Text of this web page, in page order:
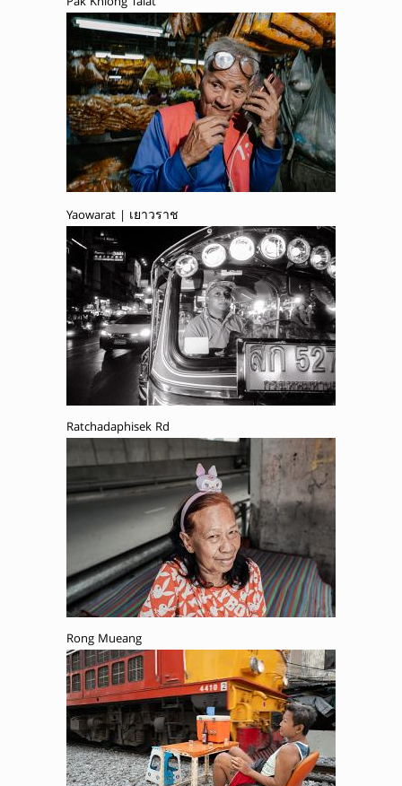
Yaowarat | เยาวราช
Ratchadaphisek Rd
Rong Mueang